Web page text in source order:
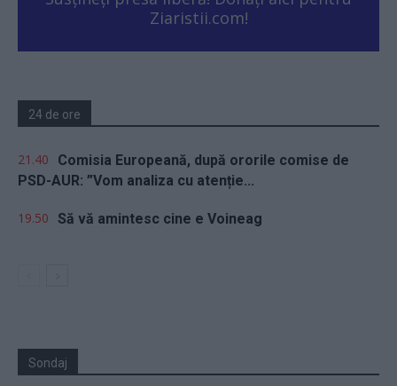
Ziaristii.com!
24 de ore
21.40
Comisia Europeană, după ororile comise de
PSD-AUR: ”Vom analiza cu atenție...
19.50 Să vă amintesc cine e Voineag
Sondaj